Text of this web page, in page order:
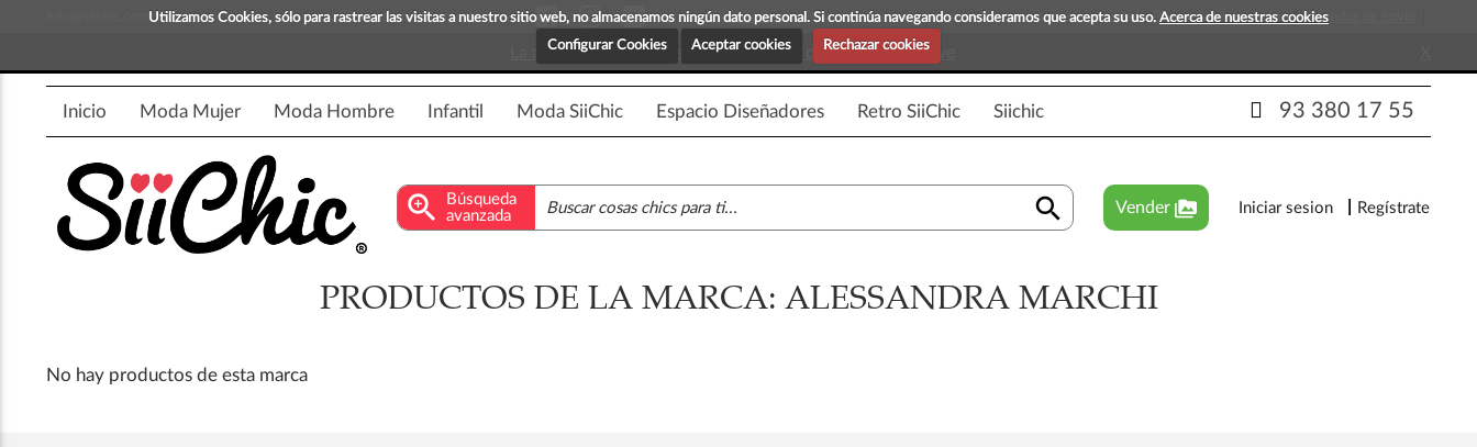
Utilizamos Cookies, sólo para rastrear las visitas a nuestro sitio web, no almacenamos ningún dato personal. Si continúa navegando consideramos que acepta su uso. Acerca de nuestras cookies
Configurar Cookies
Aceptar cookies Rechazar cookies
¡Compra y vende moda! Blog Siichic ¡Descubre maravillosas prendas que esperan tu visita! Preguntas frecuentes Métodos de envío
La app para android esta en fase beta, disponible en breve
Inicio Moda Mujer Moda Hombre Infantil Moda SiiChic Espacio Diseñadores Retro SiiChic Siichic 93 380 17 55
zoom_in
Búsqueda
avanzada
search Vender perm_media Iniciar sesion Regístrate
PRODUCTOS DE LA MARCA: ALESSANDRA MARCHI
No hay productos de esta marca